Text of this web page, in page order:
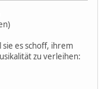
es schoff, ihrem
zu verleihen: